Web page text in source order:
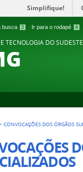
busca 3 Ir para o rodapé 4
Simplifique!
TECNOLOGIA DO
CONVOCAÇÕES DOS ÓRGÃOS